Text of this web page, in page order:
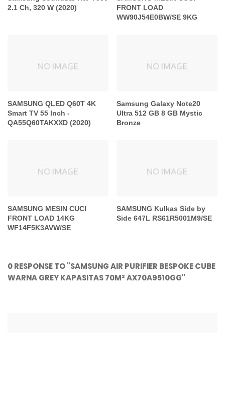
2.1 Ch, 320 W (2020)
FRONT LOAD
WW90J54E0BW/SE 9KG
SAMSUNG QLED Q60T 4K
Smart TV 55 Inch -
QA55Q60TAKXXD (2020)
Samsung Galaxy Note20
Ultra 512 GB 8 GB Mystic
Bronze
SAMSUNG MESIN CUCI
FRONT LOAD 14KG
WF14F5K3AVW/SE
SAMSUNG Kulkas Side by
Side 647L RS61R5001M9/SE
0 RESPONSE TO "SAMSUNG AIR PURIFIER BESPOKE CUBE
WARNA GREY KAPASITAS 70M² AX70A9510GG"